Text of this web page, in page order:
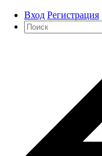
Вход Регистрация